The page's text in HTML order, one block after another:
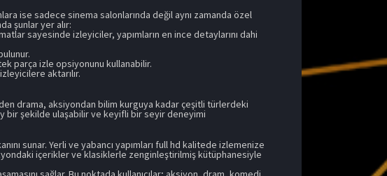
ise sadece sinema salonlarında değil aynı zamanda özel
şunlar yer alır:
sayesinde izleyiciler, yapımların en ince detaylarını dahi
parça izle opsiyonunu kullanabilir.
aktarılır.
drama, aksiyondan bilim kurguya kadar çeşitli türlerdeki
bir şekilde ulaşabilir ve keyifli bir seyir deneyimi
sunar. Yerli ve yabancı yapımları full hd kalitede izlemenize
içerikler ve klasiklerle zenginleştirilmiş kütüphanesiyle